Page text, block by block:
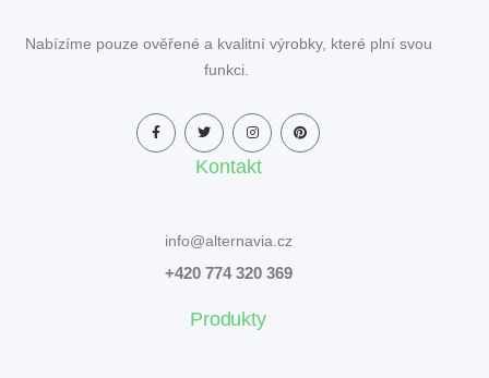
Nabízíme pouze ověřené a kvalitní výrobky, které plní svou
funkci.
Kontakt
info@alternavia.cz
+420 774 320 369
Produkty